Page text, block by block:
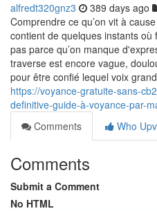
alfredt320gnz3 389 days ago
Comprendre ce qu’on vit à
contient de quelques instants
pas parce qu’on manque
traverse est encore vague,
pour être confié lequel voix
https://voyance-gratuite-sans-
definitive-guide-à-voyance-par-
Comments
Who
Comments
Submit a Comment
No HTML